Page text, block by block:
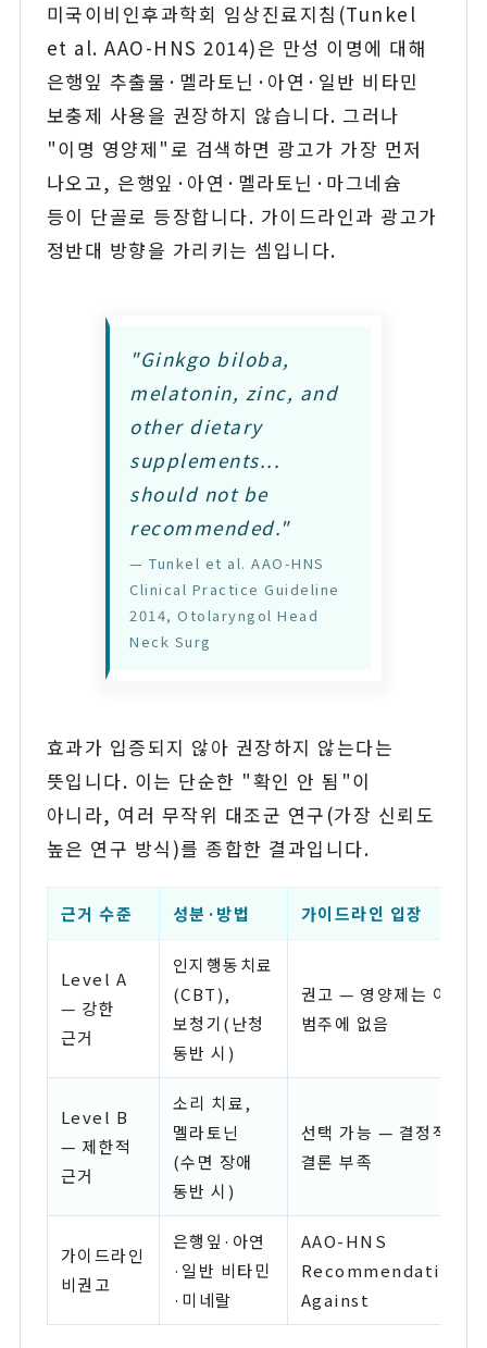
미국이비인후과학회 임상진료지침(Tunkel
et al. AAO-HNS 2014)은 만성 이명에 대해
은행잎 추출물·멜라토닌·아연·일반 비타민
보충제 사용을 권장하지 않습니다. 그러나
"이명 영양제"로 검색하면 광고가 가장 먼저
나오고, 은행잎·아연·멜라토닌·마그네슘
등이 단골로 등장합니다. 가이드라인과 광고가
정반대 방향을 가리키는 셈입니다.
"Ginkgo biloba,
melatonin, zinc, and
other dietary
supplements...
should not be
recommended."
— Tunkel et al. AAO-HNS
Clinical Practice Guideline
2014, Otolaryngol Head
Neck Surg
효과가 입증되지 않아 권장하지 않는다는
뜻입니다. 이는 단순한 "확인 안 됨"이
아니라, 여러 무작위 대조군 연구(가장 신뢰도
높은 연구 방식)를 종합한 결과입니다.
근거 수준 성분·방법 가이드라인 입장
Level A
— 강한
근거
인지행동치료
(CBT),
보청기(난청
동반 시)
권고 — 영양제는 이
범주에 없음
Level B
— 제한적
근거
소리 치료,
멜라토닌
(수면 장애
동반 시)
선택 가능 — 결정적
결론 부족
가이드라인
비권고
은행잎·아연
·일반 비타민
·미네랄
AAO-HNS
Recommendation
Against